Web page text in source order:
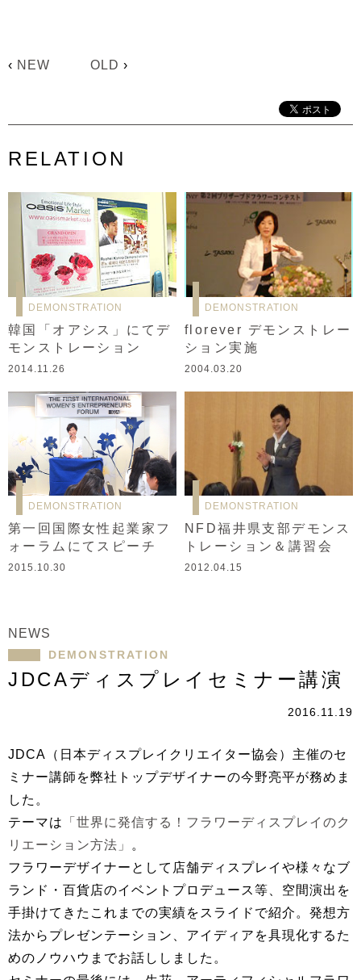
‹ NEW OLD ›
RELATION
DEMONSTRATION
韓国「オアシス」にてデ
モンストレーション
2014.11.26
DEMONSTRATION
florever デモンストレー
ション実施
2004.03.20
DEMONSTRATION
第一回国際女性起業家フ
ォーラムにてスピーチ
2015.10.30
DEMONSTRATION
NFD福井県支部デモンス
トレーション＆講習会
2012.04.15
NEWS
DEMONSTRATION
JDCAディスプレイセミナー講演
2016.11.19
JDCA（日本ディスプレイクリエイター協会）主催のセ
ミナー講師を弊社トップデザイナーの今野亮平が務めま
した。
テーマは
「世界に発信する！フラワーディスプレイのク
リエーション方法」 。
フラワーデザイナーとして店舗ディスプレイや様々なブ
ランド・百貨店のイベントプロデュース等、空間演出を
手掛けてきたこれまでの実績をスライドで紹介。発想方
法からプレゼンテーション、アイディアを具現化するた
めのノウハウまでお話ししました。